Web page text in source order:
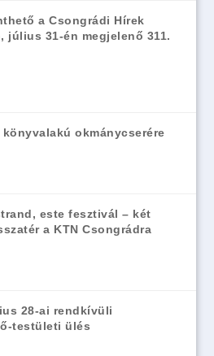
a Csongrádi Hírek
július 31-én megjelenő 311.
okmánycserére
este fesztivál – két
a KTN Csongrádra
28-ai rendkívüli
testületi ülés